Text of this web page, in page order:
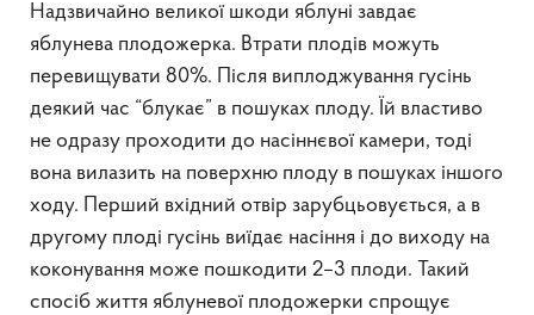
Надзвичайно великої шкоди яблуні завдає
яблунева плодожерка. Втрати плодів можуть
перевищувати 80%. Після виплоджування гусінь
деякий час “блукає” в пошуках плоду. Їй властиво
не одразу проходити до насіннєвої камери, тоді
вона вилазить на поверхню плоду в пошуках іншого
ходу. Перший вхідний отвір зарубцьовується, а в
другому плоді гусінь виїдає насіння і до виходу на
коконування може пошкодити 2–3 плоди. Такий
спосіб життя яблуневої плодожерки спрощує